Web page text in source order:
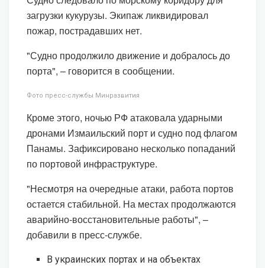
загрузки кукурузы. Экипаж ликвидировал
пожар, пострадавших нет.
"Судно продолжило движение и добралось до
порта", – говорится в сообщении.
Фото пресс-службы Минразвития
Кроме этого, ночью РФ атаковала ударными
дронами Измаильский порт и судно под флагом
Панамы. Зафиксировано несколько попаданий
по портовой инфраструктуре.
"Несмотря на очередные атаки, работа портов
остается стабильной. На местах продолжаются
аварийно-восстановительные работы", –
добавили в пресс-службе.
В украинских портах и на объектах